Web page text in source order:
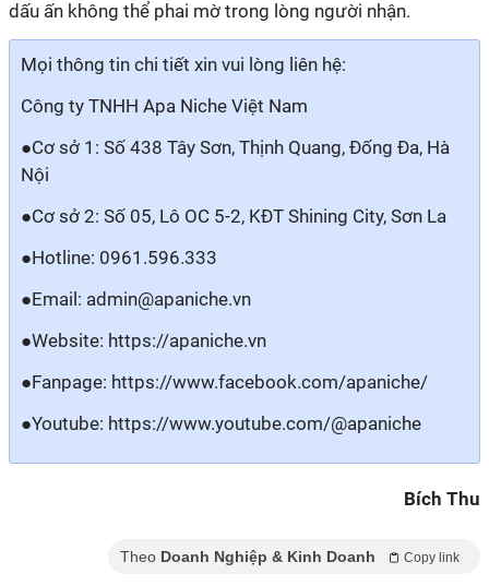
dấu ấn không thể phai mờ trong lòng người nhận.
Mọi thông tin chi tiết xin vui lòng liên hệ:
Công ty TNHH Apa Niche Việt Nam
●Cơ sở 1 : Số 438 Tây Sơn, Thịnh Quang, Đống Đa, Hà
Nội
●Cơ sở 2: Số 05, Lô OC 5-2, KĐT Shining City, Sơn La
●Hotline: 0961.596.333
●Email : admin@apaniche.vn
●Website: https://apaniche.vn
●Fanpage: https://www.facebook.com/apaniche/
●Youtube: https://www.youtube.com/@apaniche
Bích Thu
Theo Doanh Nghiệp & Kinh Doanh Copy link